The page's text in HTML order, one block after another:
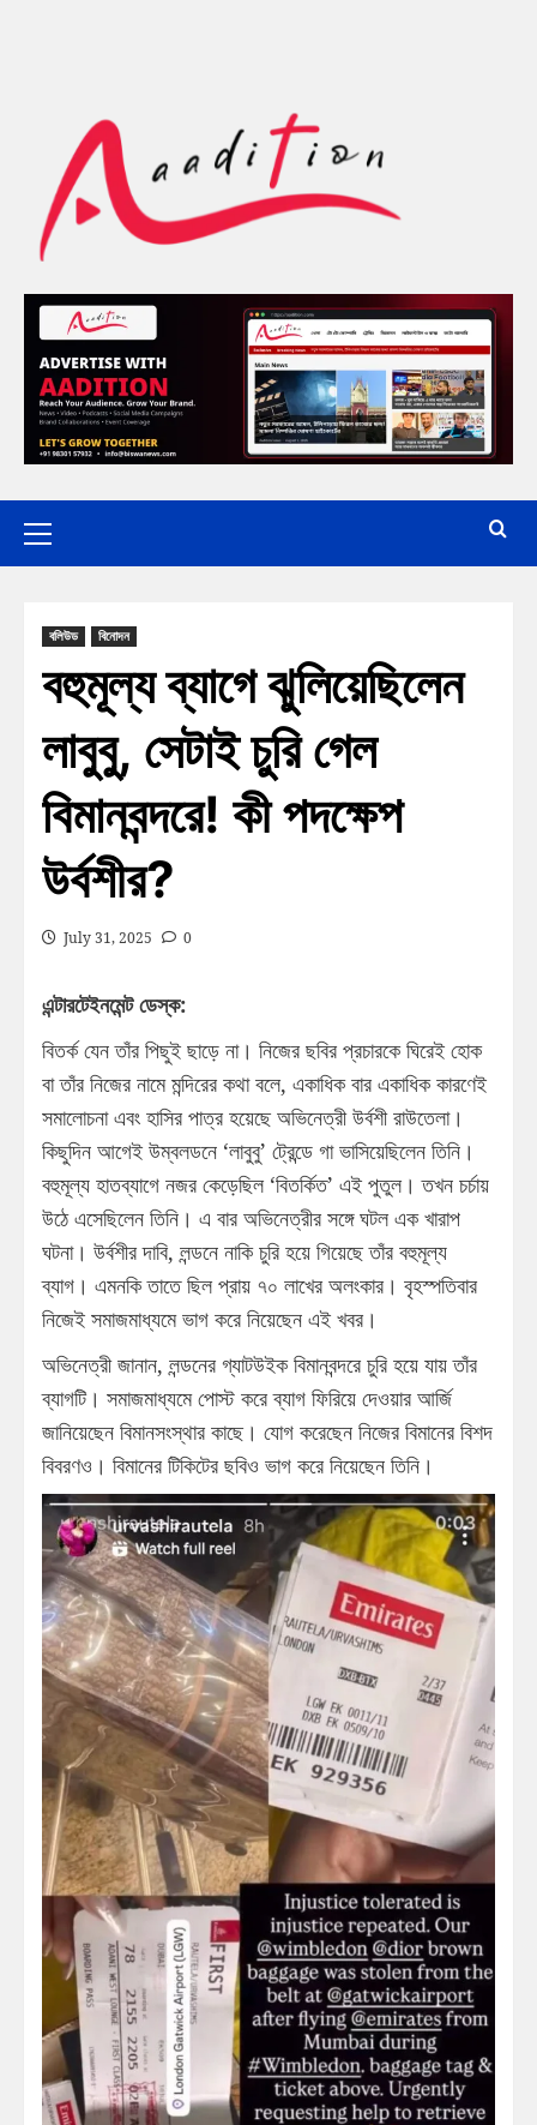
বলিউড বিনোদন
বহুমূল্য ব্যাগে ঝুলিয়েছিলেন
লাবুবু, সেটাই চুরি গেল
বিমানবন্দরে! কী পদক্ষেপ
উর্বশীর?
July 31, 2025 0
এন্টারটেইনমেন্ট ডেস্ক:
বিতর্ক যেন তাঁর পিছুই ছাড়ে না। নিজের ছবির প্রচারকে ঘিরেই হোক
বা তাঁর নিজের নামে মন্দিরের কথা বলে, একাধিক বার একাধিক কারণেই
সমালোচনা এবং হাসির পাত্র হয়েছে অভিনেত্রী উর্বশী রাউতেলা।
কিছুদিন আগেই উম্বলডনে ‘লাবুবু’ ট্রেন্ডে গা ভাসিয়েছিলেন তিনি।
বহুমূল্য হাতব্যাগে নজর কেড়েছিল ‘বিতর্কিত’ এই পুতুল। তখন চর্চায়
উঠে এসেছিলেন তিনি। এ বার অভিনেত্রীর সঙ্গে ঘটল এক খারাপ
ঘটনা। উর্বশীর দাবি, লন্ডনে নাকি চুরি হয়ে গিয়েছে তাঁর বহুমূল্য
ব্যাগ। এমনকি তাতে ছিল প্রায় ৭০ লাখের অলংকার। বৃহস্পতিবার
নিজেই সমাজমাধ্যমে ভাগ করে নিয়েছেন এই খবর।
অভিনেত্রী জানান, লন্ডনের গ্যাটউইক বিমানবন্দরে চুরি হয়ে যায় তাঁর
ব্যাগটি। সমাজমাধ্যমে পোস্ট করে ব্যাগ ফিরিয়ে দেওয়ার আর্জি
জানিয়েছেন বিমানসংস্থার কাছে। যোগ করেছেন নিজের বিমানের বিশদ
বিবরণও। বিমানের টিকিটের ছবিও ভাগ করে নিয়েছেন তিনি।